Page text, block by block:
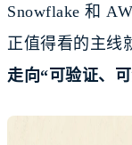
Snowflake 和
正值得看的主线
走向“可验证、